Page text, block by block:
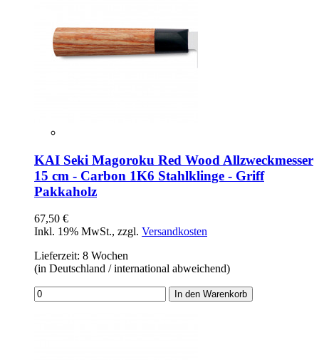
KAI Seki Magoroku Red Wood Allzweckmesser
15 cm - Carbon 1K6 Stahlklinge - Griff
Pakkaholz
67,50 €
Inkl. 19% MwSt., zzgl. Versandkosten
Lieferzeit: 8 Wochen
(in Deutschland / international abweichend)
In den Warenkorb